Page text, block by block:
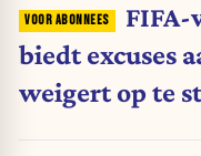
biedt excuses
weigert op te